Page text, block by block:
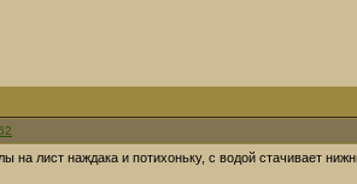
на лист наждака и потихоньку, с водой стачивает